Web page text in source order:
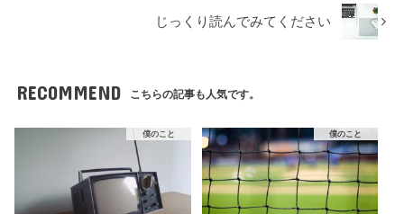
じっくり読んでみてください
RECOMMEND こちらの記事も人気です。
僕のこと 僕のこと